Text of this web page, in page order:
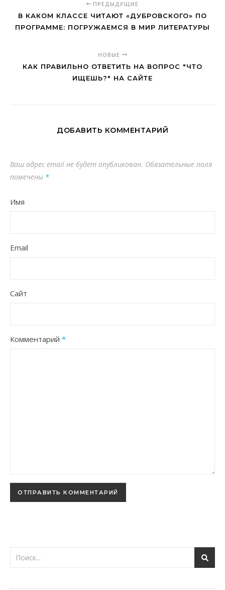
ПРЕДЫДУЩИЕ
В КАКОМ КЛАССЕ ЧИТАЮТ «ДУБРОВСКОГО» ПО
ПРОГРАММЕ: ПОГРУЖАЕМСЯ В МИР ЛИТЕРАТУРЫ
НОВЫЕ
КАК ПРАВИЛЬНО ОТВЕТИТЬ НА ВОПРОС "ЧТО
ИЩЕШЬ?" НА САЙТЕ
ДОБАВИТЬ КОММЕНТАРИЙ
Ваш адрес email не будет опубликован. Обязательные поля
помечены *
Имя
Email
Сайт
Комментарий *